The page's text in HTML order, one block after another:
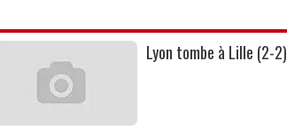
Lyon tombe à Lille (2-2)